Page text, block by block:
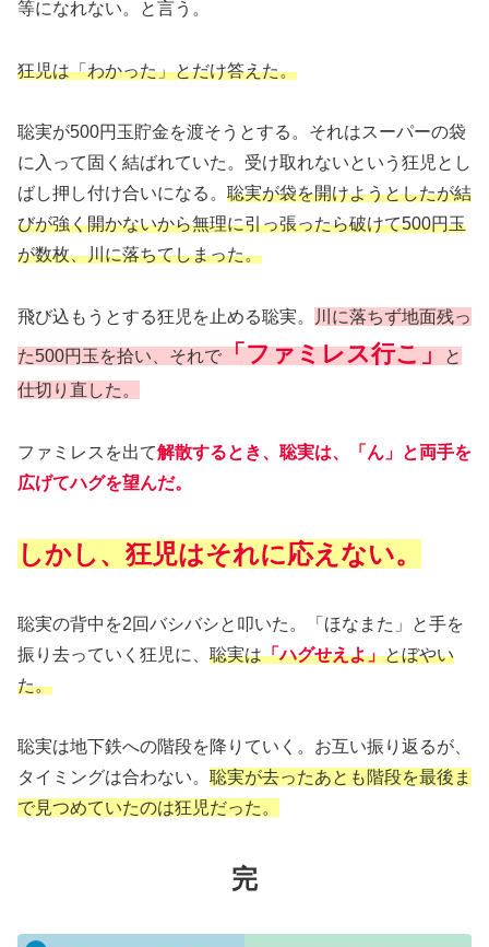
等になれない。と言う。
狂児は「わかった」とだけ答えた。
聡実が500円玉貯金を渡そうとする。それはスーパーの袋
に入って固く結ばれていた。受け取れないという狂児とし
ばし押し付け合いになる。 聡実が袋を開けようとしたが結
びが強く開かないから無理に引っ張ったら破けて500円玉
が数枚、川に落ちてしまった。
飛び込もうとする狂児を止める聡実。 川に落ちず地面残っ
た500円玉を拾い、それで「ファミレス行こ」と
仕切り直した。
ファミレスを出て解散するとき、聡実は、「ん」と両手を
広げてハグを望んだ。
しかし、狂児はそれに応えない。
聡実の背中を2回バシバシと叩いた。「ほなまた」と手を
振り去っていく狂児に、 聡実は「ハグせえよ」とぼやい
た。
聡実は地下鉄への階段を降りていく。お互い振り返るが、
タイミングは合わない。 聡実が去ったあとも階段を最後ま
で見つめていたのは狂児だった。
完